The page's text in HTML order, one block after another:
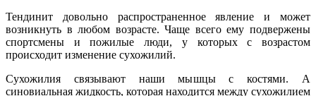
Тендинит довольно распространенное явление и может
возникнуть в любом возрасте. Чаще всего ему подвержены
спортсмены и пожилые люди, у которых с возрастом
происходит изменение сухожилий.
Сухожилия связывают наши мышцы с костями. А
синовиальная жидкость, которая находится между сухожилием